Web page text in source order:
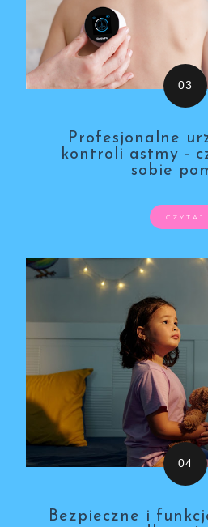
Profesjonalne
kontroli astmy -
sobie
CZYTAJ
Bezpieczne i